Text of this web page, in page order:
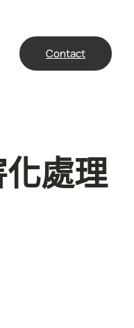
Contact
處理